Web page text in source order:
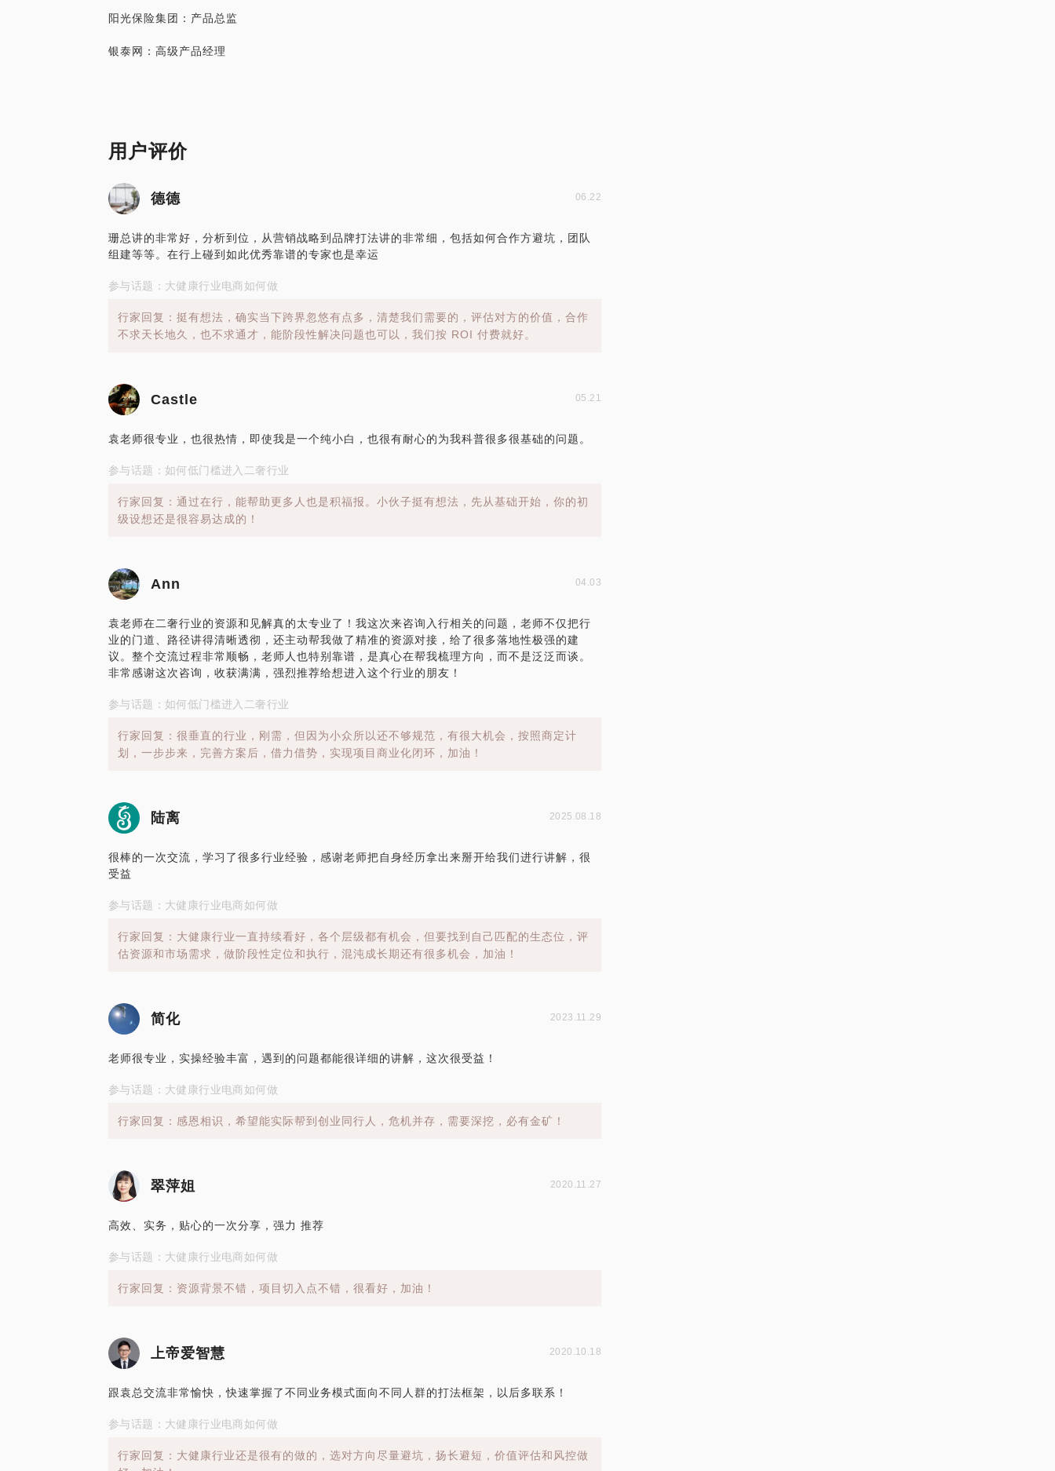
阳光保险集团：产品总监
银泰网：高级产品经理
用户评价
德德 06.22
珊总讲的非常好，分析到位，从营销战略到品牌打法讲的非常细，包括如何合作方避坑，团队
组建等等。在行上碰到如此优秀靠谱的专家也是幸运
参与话题：大健康行业电商如何做
行家回复：挺有想法，确实当下跨界忽悠有点多，清楚我们需要的，评估对方的价值，合作
不求天长地久，也不求通才，能阶段性解决问题也可以，我们按 ROI 付费就好。
Castle 05.21
袁老师很专业，也很热情，即使我是一个纯小白，也很有耐心的为我科普很多很基础的问题。
参与话题：如何低门槛进入二奢行业
行家回复：通过在行，能帮助更多人也是积福报。小伙子挺有想法，先从基础开始，你的初
级设想还是很容易达成的！
Ann 04.03
袁老师在二奢行业的资源和见解真的太专业了！我这次来咨询入行相关的问题，老师不仅把行
业的门道、路径讲得清晰透彻，还主动帮我做了精准的资源对接，给了很多落地性极强的建
议。整个交流过程非常顺畅，老师人也特别靠谱，是真心在帮我梳理方向，而不是泛泛而谈。
非常感谢这次咨询，收获满满，强烈推荐给想进入这个行业的朋友！
参与话题：如何低门槛进入二奢行业
行家回复：很垂直的行业，刚需，但因为小众所以还不够规范，有很大机会，按照商定计
划，一步步来，完善方案后，借力借势，实现项目商业化闭环，加油！
陆离 2025.08.18
很棒的一次交流，学习了很多行业经验，感谢老师把自身经历拿出来掰开给我们进行讲解，很
受益
参与话题：大健康行业电商如何做
行家回复：大健康行业一直持续看好，各个层级都有机会，但要找到自己匹配的生态位，评
估资源和市场需求，做阶段性定位和执行，混沌成长期还有很多机会，加油！
简化 2023.11.29
老师很专业，实操经验丰富，遇到的问题都能很详细的讲解，这次很受益！
参与话题：大健康行业电商如何做
行家回复：感恩相识，希望能实际帮到创业同行人，危机并存，需要深挖，必有金矿！
翠萍姐 2020.11.27
高效、实务，贴心的一次分享，强力 推荐
参与话题：大健康行业电商如何做
行家回复：资源背景不错，项目切入点不错，很看好，加油！
上帝爱智慧 2020.10.18
跟袁总交流非常愉快，快速掌握了不同业务模式面向不同人群的打法框架，以后多联系！
参与话题：大健康行业电商如何做
行家回复：大健康行业还是很有的做的，选对方向尽量避坑，扬长避短，价值评估和风控做